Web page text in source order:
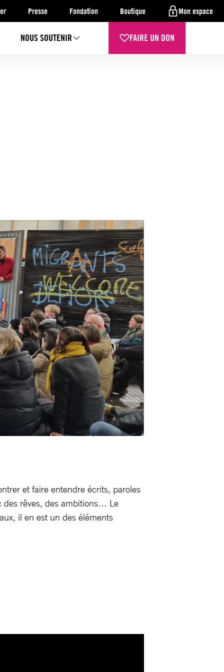
Presse Fondation Boutique Mon espace
NOUS SOUTENIR FAIRE UN DON
et faire entendre écrits, paroles
des rêves, des ambitions… Le
il en est un des éléments